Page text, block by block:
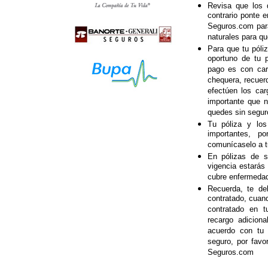
Revisa que los
contrario ponte
Seguros.com
naturales para
Para que tu
oportuno de tu
pago es con
chequera,
efectúen los
importante que
quedes sin
Tu póliza y los
importantes,
comunícaselo a
En pólizas de
vigencia
cubre
Recuerda, te
contratado,
contratado en
recargo
acuerdo con tu
seguro, por
Seguros.com